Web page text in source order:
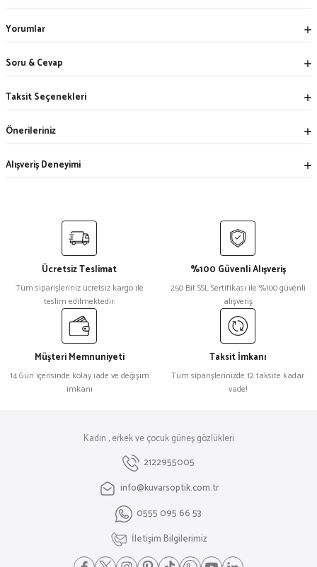
Yorumlar
Soru & Cevap
Taksit Seçenekleri
Önerileriniz
Alışveriş Deneyimi
Ücretsiz Teslimat
Tüm siparişleriniz ücretsiz kargo ile
teslim edilmektedir.
%100 Güvenli Alışveriş
250 Bit SSL Sertifikası ile %100 güvenli
alışveriş
Müşteri Memnuniyeti
14 Gün içerisinde kolay iade ve değişim
imkanı
Taksit İmkanı
Tüm siparişlerinizde 12 taksite kadar
vade!
Kadın , erkek ve çocuk güneş gözlükleri
2122955005
info@kuvarsoptik.com.tr
0555 095 66 53
İletişim Bilgilerimiz